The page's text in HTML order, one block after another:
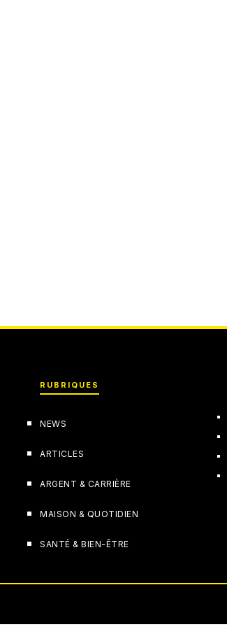
RUBRIQUES
NEWS
ARTICLES
ARGENT & CARRIÈRE
MAISON & QUOTIDIEN
SANTÉ & BIEN-ÊTRE